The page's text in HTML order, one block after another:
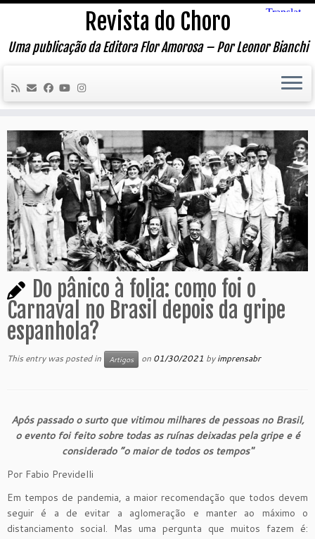
Skip
content
Revista do Choro
Uma publicação da Editora Flor Amorosa – Por Leonor Bianchi
Do pânico à folia: como foi o
Carnaval no Brasil depois da gripe
espanhola?
This entry was posted in Artigos on 01/30/2021 byimprensabr
Após passado o surto que vitimou milhares de pessoas no Brasil,
o evento foi feito sobre todas as ruínas deixadas pela gripe e é
considerado “o maior de todos os tempos"
Por Fabio Previdelli
Em tempos de pandemia, a maior recomendação que todos devem
seguir é a de evitar a aglomeração e manter ao máximo o
distanciamento social. Mas uma pergunta que muitos fazem é: